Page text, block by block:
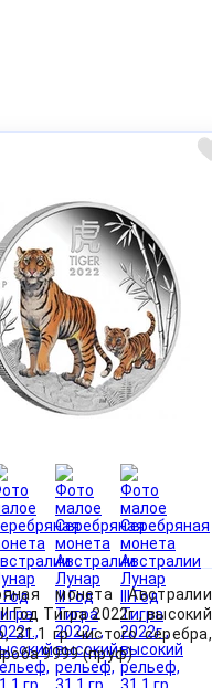
монета Австралии
Год Тигра 2022г., высокий
31.1 гр чистого серебра,
9999 (пруф)